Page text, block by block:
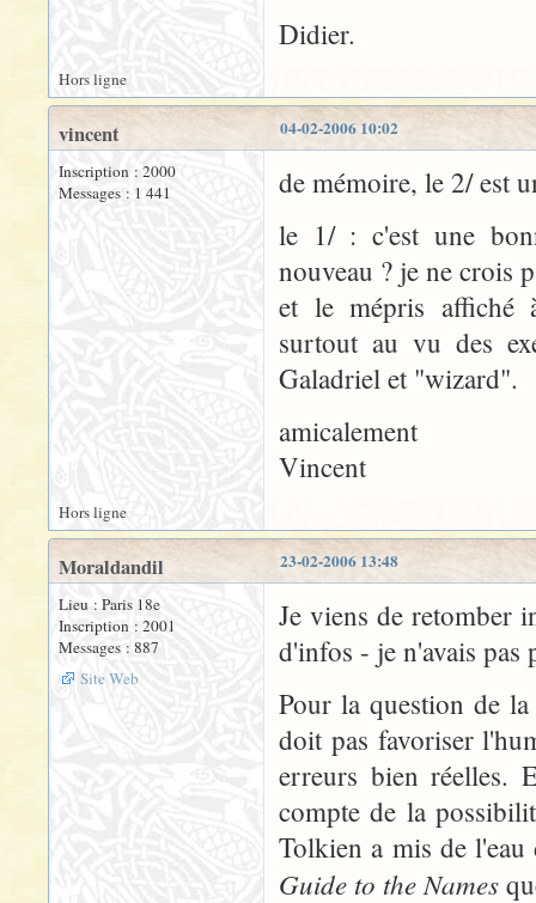
Didier.
Hors ligne
04-02-2006 10:02
vincent
Inscription : 2000
Messages : 1 441
de mémoire, le 2/ est
le 1/ : c'est une
nouveau ? je ne crois
et le mépris affiché
surtout au vu des
Galadriel et "wizard".
amicalement
Vincent
Hors ligne
23-02-2006 13:48
Moraldandil
Lieu : Paris 18e
Inscription : 2001
Messages : 887
Site Web
Je viens de retomber
d'infos - je n'avais pas
Pour la question de
doit pas favoriser
erreurs bien réelles.
compte de la
Tolkien a mis de
Guide to the Names